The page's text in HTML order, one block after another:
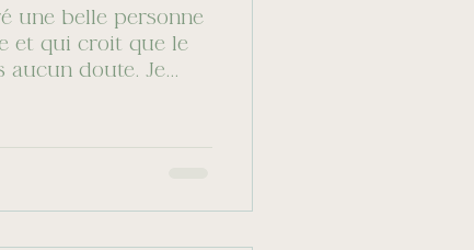
une belle personne
et qui croit que le
doute. Je...